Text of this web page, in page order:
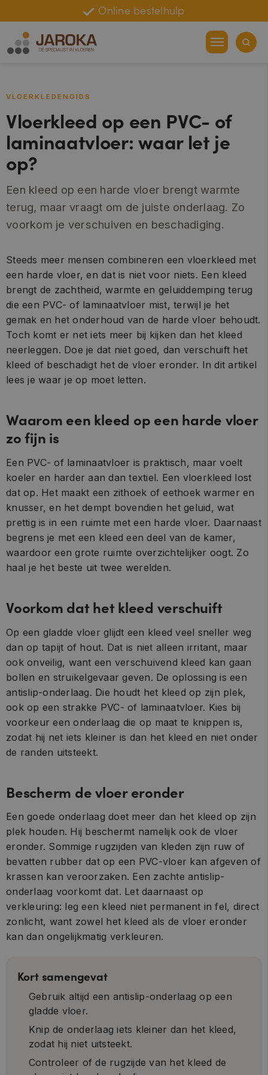
Online bestelhulp
Fabrieksgarantie
VLOERKLEDENGIDS
Vloerkleed op een PVC- of
laminaatvloer: waar let je
op?
Een kleed op een harde vloer brengt warmte
terug, maar vraagt om de juiste onderlaag. Zo
voorkom je verschuiven en beschadiging.
Steeds meer mensen combineren een vloerkleed met
een harde vloer, en dat is niet voor niets. Een kleed
brengt de zachtheid, warmte en geluiddemping terug
die een PVC- of laminaatvloer mist, terwijl je het
gemak en het onderhoud van de harde vloer behoudt.
Toch komt er net iets meer bij kijken dan het kleed
neerleggen. Doe je dat niet goed, dan verschuift het
kleed of beschadigt het de vloer eronder. In dit artikel
lees je waar je op moet letten.
Waarom een kleed op een harde vloer
zo fijn is
Een PVC- of laminaatvloer is praktisch, maar voelt
koeler en harder aan dan textiel. Een vloerkleed lost
dat op. Het maakt een zithoek of eethoek warmer en
knusser, en het dempt bovendien het geluid, wat
prettig is in een ruimte met een harde vloer. Daarnaast
begrens je met een kleed een deel van de kamer,
waardoor een grote ruimte overzichtelijker oogt. Zo
haal je het beste uit twee werelden.
Voorkom dat het kleed verschuift
Op een gladde vloer glijdt een kleed veel sneller weg
dan op tapijt of hout. Dat is niet alleen irritant, maar
ook onveilig, want een verschuivend kleed kan gaan
bollen en struikelgevaar geven. De oplossing is een
antislip-onderlaag. Die houdt het kleed op zijn plek,
ook op een strakke PVC- of laminaatvloer. Kies bij
voorkeur een onderlaag die op maat te knippen is,
zodat hij net iets kleiner is dan het kleed en niet onder
de randen uitsteekt.
Bescherm de vloer eronder
Een goede onderlaag doet meer dan het kleed op zijn
plek houden. Hij beschermt namelijk ook de vloer
eronder. Sommige rugzijden van kleden zijn ruw of
bevatten rubber dat op een PVC-vloer kan afgeven of
krassen kan veroorzaken. Een zachte antislip-
onderlaag voorkomt dat. Let daarnaast op
verkleuring: leg een kleed niet permanent in fel, direct
zonlicht, want zowel het kleed als de vloer eronder
kan dan ongelijkmatig verkleuren.
Kort samengevat
Gebruik altijd een antislip-onderlaag op een
gladde vloer.
Knip de onderlaag iets kleiner dan het kleed,
zodat hij niet uitsteekt.
Controleer of de rugzijde van het kleed de